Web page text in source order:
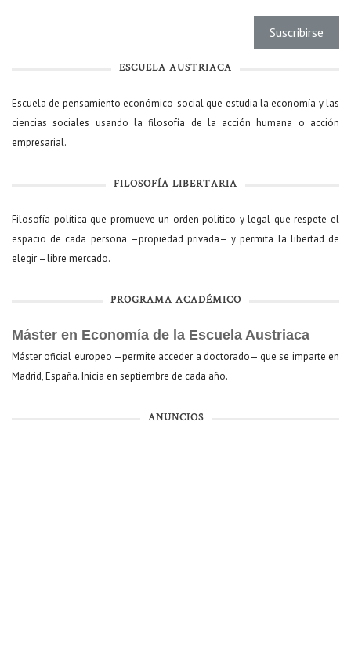
ESCUELA AUSTRIACA
Escuela de pensamiento económico-social que estudia la economía y las
ciencias sociales usando la filosofía de la acción humana o acción
empresarial.
FILOSOFÍA LIBERTARIA
Filosofía política que promueve un orden político y legal que respete el
espacio de cada persona —propiedad privada— y permita la libertad de
elegir —libre mercado.
PROGRAMA ACADÉMICO
Máster en Economía de la Escuela Austriaca
Máster oficial europeo —permite acceder a doctorado— que se imparte en
Madrid, España. Inicia en septiembre de cada año.
ANUNCIOS